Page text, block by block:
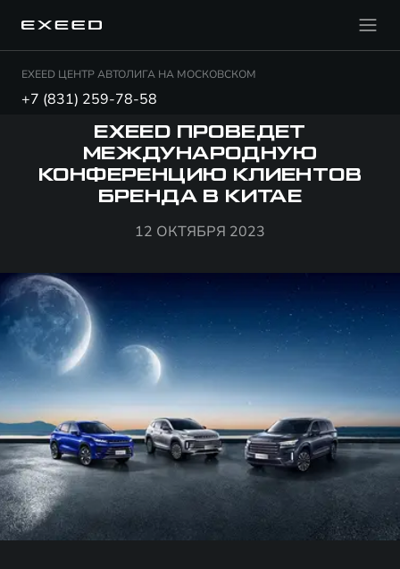
EXEED ЦЕНТР АВТОЛИГА НА МОСКОВСКОМ
+7 (831) 259-78-58
EXEED ПРОВЕДЕТ
МЕЖДУНАРОДНУЮ
КОНФЕРЕНЦИЮ КЛИЕНТОВ
БРЕНДА В КИТАЕ
12 ОКТЯБРЯ 2023